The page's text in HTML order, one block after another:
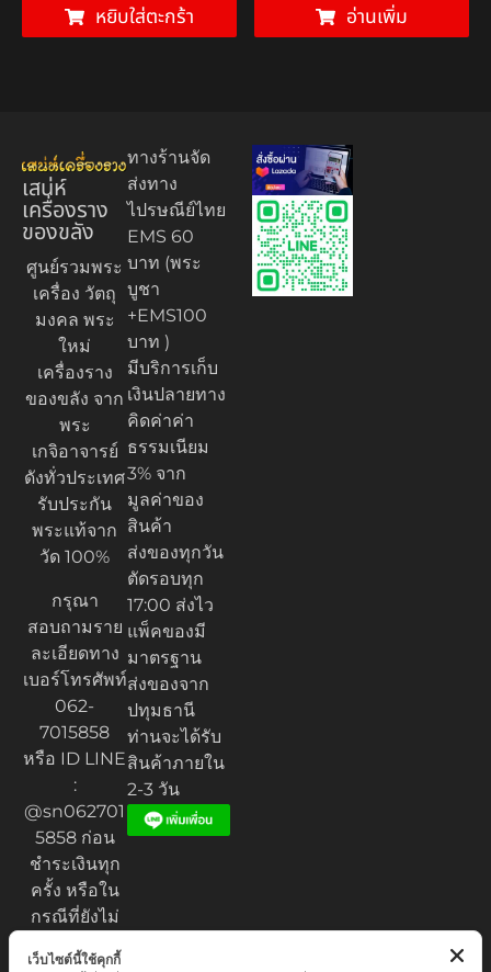
หยิบใส่ตะกร้า อ่านเพิ่ม
เสน่ห์
เครื่องราง
ของขลัง
ศูนย์รวมพระ
เครื่อง วัตถุ
มงคล พระ
ใหม่
เครื่องราง
ของขลัง จาก
พระ
เกจิอาจารย์
ดังทั่วประเทศ
รับประกัน
พระแท้จาก
วัด 100%
กรุณา
สอบถามราย
ละเอียดทาง
เบอร์โทรศัพท์
062-
7015858
หรือ ID LINE
:
@sn062701
5858 ก่อน
ชำระเงินทุก
ครั้ง หรือใน
กรณีที่ยังไม่
ทางร้านจัด
ส่งทาง
ไปรษณีย์ไทย
EMS 60
บาท (พระ
บูชา
+EMS100
บาท )
มีบริการเก็บ
เงินปลายทาง
คิดค่าค่า
ธรรมเนียม
3% จาก
มูลค่าของ
สินค้า
ส่งของทุกวัน
ตัดรอบทุก
17:00 ส่งไว
แพ็คของมี
มาตรฐาน
ส่งของจาก
ปทุมธานี
ท่านจะได้รับ
สินค้าภายใน
2-3 วัน
เว็บไซต์นี้ใช้คุกกี้